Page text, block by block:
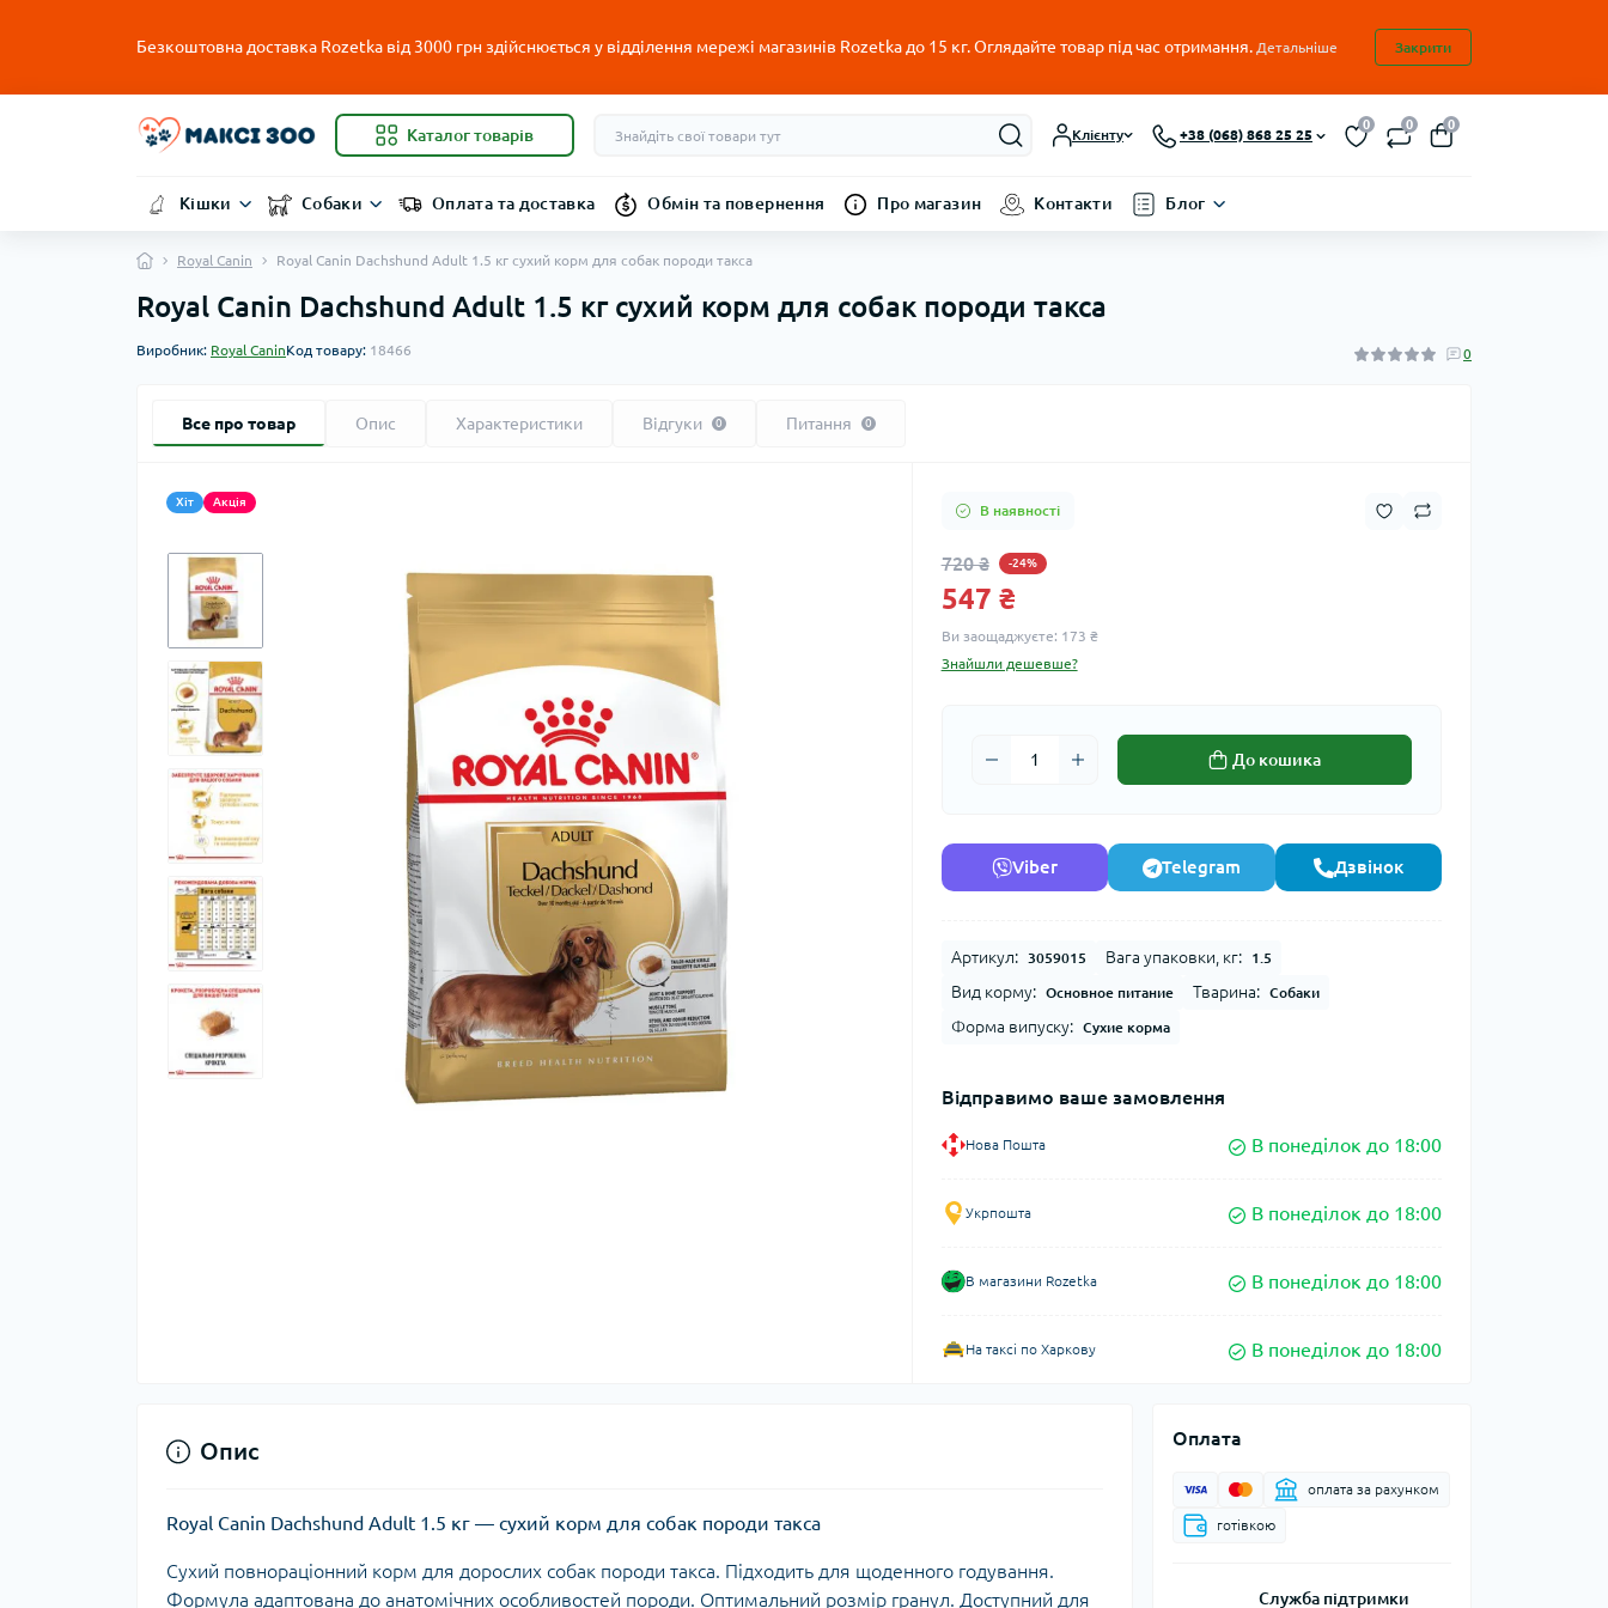
Безкоштовна доставка Rozetka від 3000 грн здійснюється у відділення мережі магазинів Rozetka до 15 кг. Оглядайте товар під час отримання. Детальніше Закрити
Каталог товарів Клієнту +38 (068) 868 25 25
0 0 0
Кішки Собаки Оплата та доставка Обмін та повернення Про магазин Контакти Блог
Royal Canin Royal Canin Dachshund Adult 1.5 кг сухий корм для собак породи такса
Royal Canin Dachshund Adult 1.5 кг сухий корм для собак породи такса
Виробник: Royal CaninКод товару: 18466 0
Все про товар Опис Характеристики Відгуки 0 Питання 0
Хіт Акція
В наявності
720 ₴ -24%
547 ₴
Ви заощаджуєте: 173 ₴
Знайшли дешевше?
До кошика
Viber Telegram Дзвінок
Артикул: 3059015 Вага упаковки, кг: 1.5
Вид корму: Основное питание Тварина: Собаки
Форма випуску: Сухие корма
Відправимо ваше замовлення
Нова Пошта В понеділок до 18:00
Укрпошта В понеділок до 18:00
В магазини Rozetka В понеділок до 18:00
На таксі по Харкову В понеділок до 18:00
Оплата
оплата за рахунком
готівкою
Служба підтримки
Опис
Royal Canin Dachshund Adult 1.5 кг — сухий корм для собак породи такса
Сухий повнораціонний корм для дорослих собак породи такса. Підходить для щоденного годування.
Формула адаптована до анатомічних особливостей породи. Оптимальний розмір гранул. Доступний для